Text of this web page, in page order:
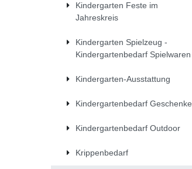
Kindergarten Feste im
Jahreskreis
Kindergarten Spielzeug -
Kindergartenbedarf Spielwaren
Kindergarten-Ausstattung
Kindergartenbedarf Geschenke
Kindergartenbedarf Outdoor
Krippenbedarf